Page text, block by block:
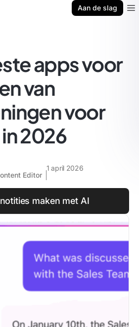
Aan de slag
apps voor
van
voor
2026
Editor
1 april 2026
maken met AI